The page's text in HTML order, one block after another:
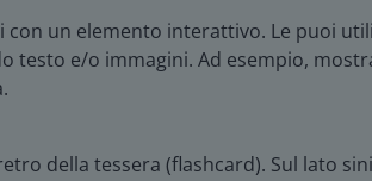
un elemento interattivo. Le puoi
testo e/o immagini. Ad esempio,
della tessera (flashcard). Sul lato